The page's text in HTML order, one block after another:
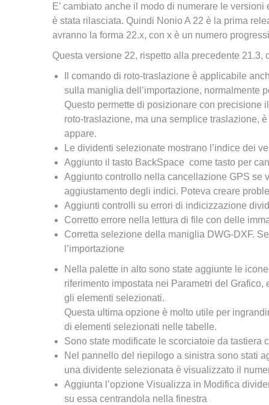
E’ cambiato anche il modo di numerare le
è stata rilasciata. Quindi Nonio A 22 è la prima
avranno la forma 22.x, con x è un numero
Questa versione 22, rispetto alla precedente
Il comando di roto-traslazione è applicabile
sulla maniglia dell’importazione, normalmente
Questo permette di posizionare con precisione
roto-traslazione, ma una semplice traslazione,
appare.
Le dividenti selezionate mostrano l’indice dei
Aggiunto il tasto BackSpace come tasto per
Aggiunto controllo nella cancellazione GPS se
aggiustamento degli indici. Poteva creare
Aggiunti controlli su errori di indicizzazione
Corretto errore nella lettura di file con delle
Corretta selezione della maniglia DWG-DXF.
l’importazione
Nella palette in alto sono state aggiunte le
riferimento impostata nei Parametri del
gli elementi selezionati.
Questa ultima opzione è molto utile per
di elementi selezionati nelle tabelle.
Sono state modificate le scorciatoie da tastiera
Nel pannello del riepilogo a sinistra sono stati
una dividente selezionata è visualizzato il
Aggiunta l’opzione Visualizza in Modifica
su essa centrandola nella finestra